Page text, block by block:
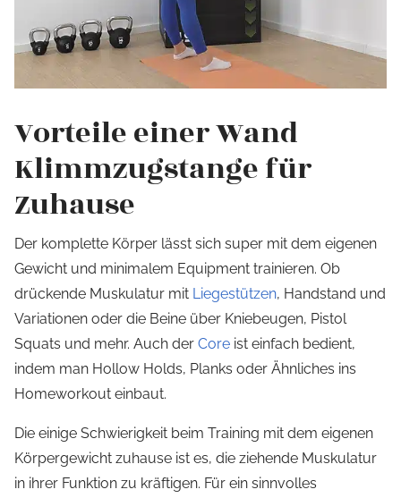
Vorteile einer Wand
Klimmzugstange für
Zuhause
Der komplette Körper lässt sich super mit dem eigenen
Gewicht und minimalem Equipment trainieren. Ob
drückende Muskulatur mit Liegestützen, Handstand und
Variationen oder die Beine über Kniebeugen, Pistol
Squats und mehr. Auch der Core ist einfach bedient,
indem man Hollow Holds, Planks oder Ähnliches ins
Homeworkout einbaut.
Die einige Schwierigkeit beim Training mit dem eigenen
Körpergewicht zuhause ist es, die ziehende Muskulatur
in ihrer Funktion zu kräftigen. Für ein sinnvolles